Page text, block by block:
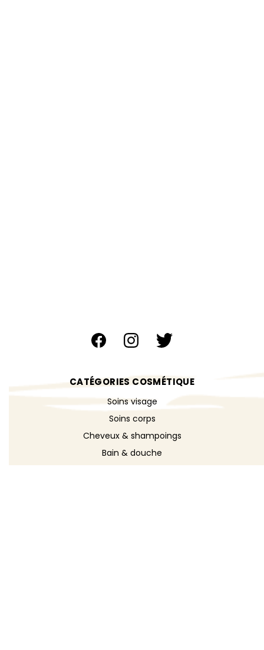
CATÉGORIES COSMÉTIQUE
Soins visage
Soins corps
Cheveux & shampoings
Bain & douche